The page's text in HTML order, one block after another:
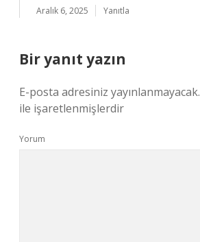
Aralık 6, 2025 Yanıtla
Bir yanıt yazın
E-posta adresiniz yayınlanmayacak.
ile işaretlenmişlerdir
Yorum